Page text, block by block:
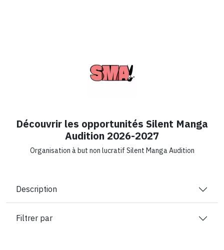
Découvrir les opportunités Silent Manga
Audition 2026-2027
Organisation à but non lucratif Silent Manga Audition
Description
Filtrer par